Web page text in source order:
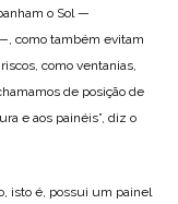
o Sol —
como também evitam
como ventanias,
de posição de
e aos painéis”, diz o
isto é, possui um painel